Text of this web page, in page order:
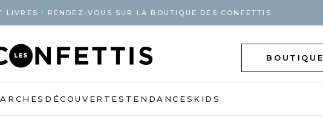
LIVRES ! RENDEZ-VOUS SUR LA BOUTIQUE DES CONFETTIS
BOUTIQUE
DÉCOUVERTES TENDANCES KIDS